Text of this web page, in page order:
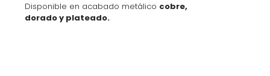
Disponible en acabado metálico cobre,
dorado y plateado.